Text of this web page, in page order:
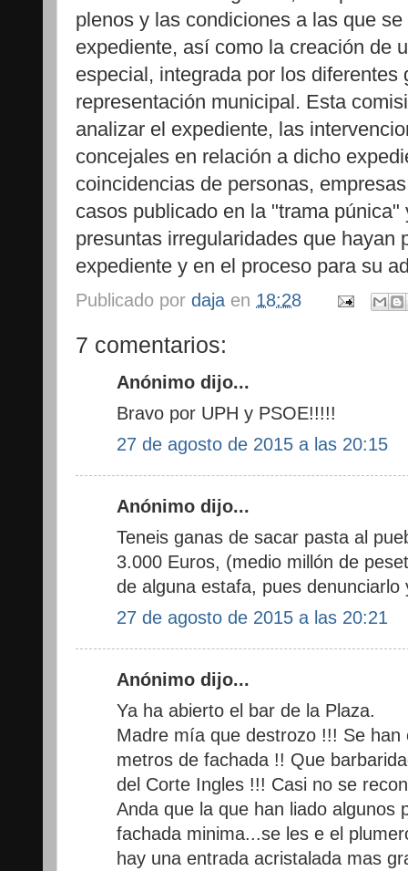
plenos y las condiciones a las que
expediente, así como la creación de
especial, integrada por los
representación municipal. Esta
analizar el expediente, las
concejales en relación a dicho
coincidencias de personas,
casos publicado en la "trama
presuntas irregularidades que hayan
expediente y en el proceso para su
Publicado por daja en 18:28
7 comentarios:
Anónimo dijo...
Bravo por UPH y PSOE!!!!!
27 de agosto de 2015 a las 20:15
Anónimo dijo...
Teneis ganas de sacar pasta al
3.000 Euros, (medio millón de
de alguna estafa, pues denunciarlo
27 de agosto de 2015 a las 20:21
Anónimo dijo...
Ya ha abierto el bar de la Plaza.
Madre mía que destrozo !!! Se
metros de fachada !! Que
del Corte Ingles !!! Casi no se
Anda que la que han liado algunos
fachada minima...se les e el
hay una entrada acristalada mas